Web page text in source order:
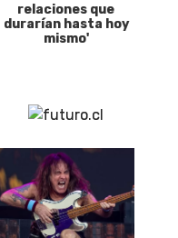
relaciones que
durarían hasta hoy
mismo'